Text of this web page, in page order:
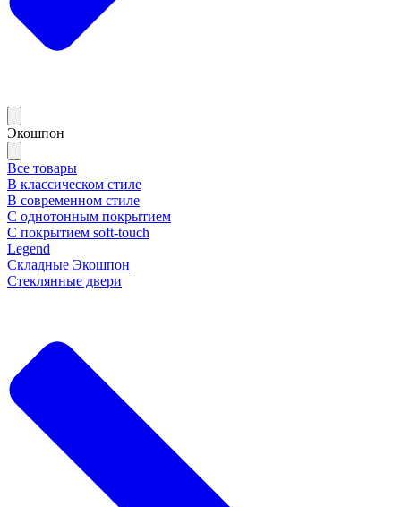
Экошпон
Все товары
В классическом стиле
В современном стиле
С однотонным покрытием
С покрытием soft-touch
Legend
Складные Экошпон
Стеклянные двери